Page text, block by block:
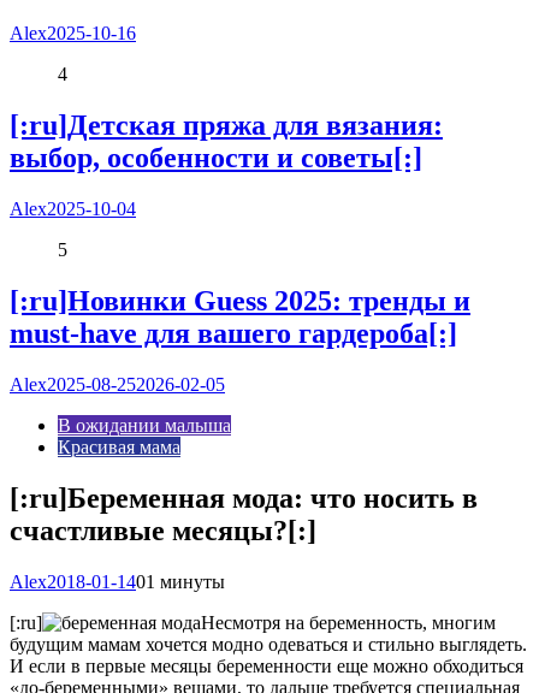
Alex2025-10-16
4
[:ru]Детская пряжа для вязания:
выбор, особенности и советы[:]
Alex2025-10-04
5
[:ru]Новинки Guess 2025: тренды и
must-have для вашего гардероба[:]
Alex2025-08-252026-02-05
В ожидании малыша
Красивая мама
[:ru]Беременная мода: что носить в
счастливые месяцы?[:]
Alex2018-01-1401 минуты
[:ru]
Несмотря на беременность, многим
будущим мамам хочется модно одеваться и стильно выглядеть.
И если в первые месяцы беременности еще можно обходиться
«до-беременными» вещами, то дальше требуется специальная